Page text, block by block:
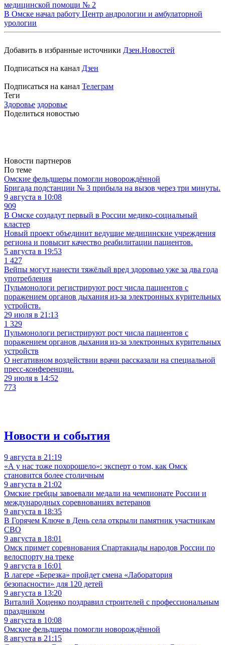
медицинской помощи № 2
В Омске начал работу Центр андрологии и амбулаторной
урологии
Добавить в избранные источники Дзен.Новостей
Подписаться на канал Дзен
Подписаться на канал Телеграм
Теги
Здоровье здоровье
Поделиться новостью
Новости партнеров
По теме
Омские фельдшеры помогли новорождённой
Бригада подстанции № 3 прибыла на вызов через три минуты.
9 августа в 10:08
909
В Омске создадут первый в России медико-социальный
кластер
Новый проект объединит ведущие медицинские учреждения
региона и повысит качество реабилитации пациентов.
5 августа в 19:53
1 427
Вейпы могут нанести тяжёлый вред здоровью уже за два года
употребления
Пульмонологи регистрируют рост числа пациентов с
поражением органов дыхания из-за электронных курительных
устройств.
29 июля в 21:13
1 329
Пульмонологи регистрируют рост числа пациентов с
поражением органов дыхания из-за электронных курительных
устройств
О негативном воздействии врачи рассказали на специальной
пресс-конференции.
29 июля в 14:52
773
Новости и события
9 августа в 21:19
«А у нас тоже похорошело»: эксперт о том, как Омск
становится более столичным
9 августа в 21:02
Омские гребцы завоевали медали на чемпионате России и
международных соревнованиях ветеранов
9 августа в 18:35
В Горячем Ключе в День села открыли памятник участникам
СВО
9 августа в 18:01
Омск примет соревнования Спартакиады народов России по
велоспорту на треке
9 августа в 16:01
В лагере «Березка» пройдет смена «Лаборатория
безопасности» для 120 детей
9 августа в 13:20
Виталий Хоценко поздравил строителей с профессиональным
праздником
9 августа в 10:08
Омские фельдшеры помогли новорождённой
8 августа в 21:15